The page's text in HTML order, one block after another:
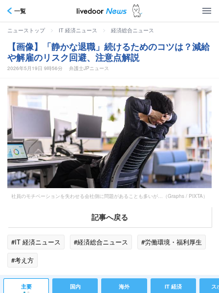
一覧
ニューストップ > IT 経済ニュース > 経済総合ニュース
【画像】「静かな退職」続けるためのコツは？減給
や解雇のリスク回避、注意点解説
2026年5月19日 9時56分 弁護士JPニュース
社員のモチベーションを失わせる会社側に問題があることも多いが…（Graphs / PIXTA）
記事へ戻る
#IT 経済ニュース #経済総合ニュース
#労働環境・福利厚生
#考え方
主要 国内 海外 IT 経済 ス